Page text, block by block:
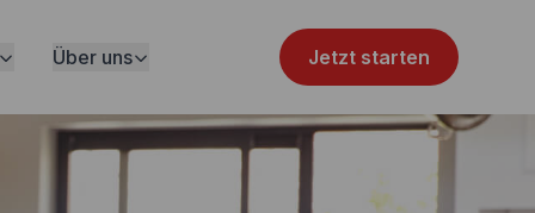
Über uns Jetzt starten